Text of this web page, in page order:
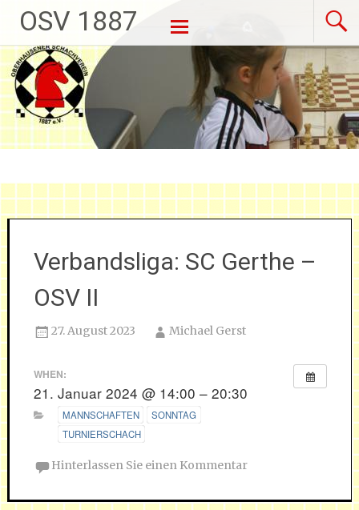
OSV 1887
Weiter zum Inhalt
Verbandsliga: SC Gerthe –
OSV II
27. August 2023 Michael Gerst
WHEN:
21. Januar 2024 @ 14:00 – 20:30
MANNSCHAFTEN
SONNTAG
TURNIERSCHACH
Hinterlassen Sie einen Kommentar